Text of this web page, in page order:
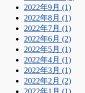
2022年9月 (1)
2022年8月 (1)
2022年7月 (1)
2022年6月 (2)
2022年5月 (1)
2022年4月 (1)
2022年3月 (1)
2022年2月 (2)
2022年1月 (1)